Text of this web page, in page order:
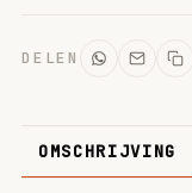
DELEN
OMSCHRIJVING